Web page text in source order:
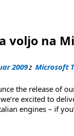
voljo na
2009z Microsoft
the release of
excited to
engines – if